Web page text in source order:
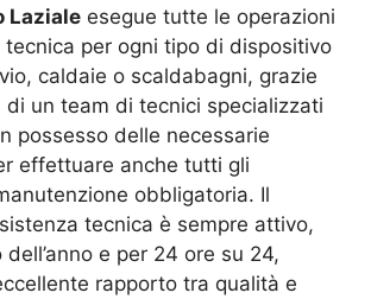
Laziale esegue tutte le operazioni
per ogni tipo di dispositivo
caldaie o scaldabagni, grazie
di un team di tecnici specializzati
possesso delle necessarie
effettuare anche tutti gli
obbligatoria. Il
tecnica è sempre attivo,
e per 24 ore su 24,
rapporto tra qualità e